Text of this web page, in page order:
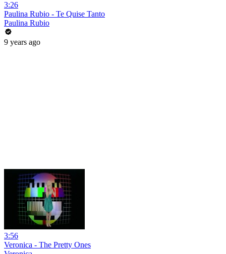
3:26
Paulina Rubio - Te Quise Tanto
Paulina Rubio
9 years ago
3:56
Veronica - The Pretty Ones